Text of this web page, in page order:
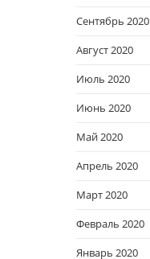
Сентябрь 2020
Август 2020
Июль 2020
Июнь 2020
Май 2020
Апрель 2020
Март 2020
Февраль 2020
Январь 2020